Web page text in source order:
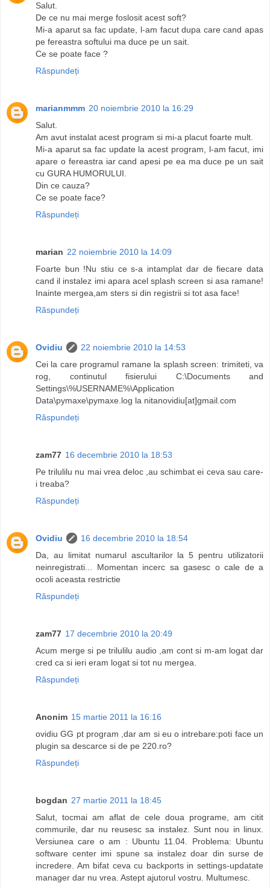
Salut.
De ce nu mai merge foslosit acest soft?
Mi-a aparut sa fac update, l-am facut dupa care cand apas
pe fereastra softului ma duce pe un sait.
Ce se poate face ?
Răspundeți
marianmmm 20 noiembrie 2010 la 16:29
Salut.
Am avut instalat acest program si mi-a placut foarte mult.
Mi-a aparut sa fac update la acest program, l-am facut, imi
apare o fereastra iar cand apesi pe ea ma duce pe un sait
cu GURA HUMORULUI.
Din ce cauza?
Ce se poate face?
Răspundeți
marian 22 noiembrie 2010 la 14:09
Foarte bun !Nu stiu ce s-a intamplat dar de fiecare data
cand il instalez imi apara acel splash screen si asa ramane!
Inainte mergea,am sters si din registrii si tot asa face!
Răspundeți
Ovidiu
22 noiembrie 2010 la 14:53
Cei la care programul ramane la splash screen: trimiteti, va
rog, continutul fisierului C:\Documents and
Settings\%USERNAME%\Application
Data\pymaxe\pymaxe.log la nitanovidiu[at]gmail.com
Răspundeți
zam77 16 decembrie 2010 la 18:53
Pe trilulilu nu mai vrea deloc ,au schimbat ei ceva sau care-
i treaba?
Răspundeți
Ovidiu
16 decembrie 2010 la 18:54
Da, au limitat numarul ascultarilor la 5 pentru utilizatorii
neinregistrati... Momentan incerc sa gasesc o cale de a
ocoli aceasta restrictie
Răspundeți
zam77 17 decembrie 2010 la 20:49
Acum merge si pe trilulilu audio ,am cont si m-am logat dar
cred ca si ieri eram logat si tot nu mergea.
Răspundeți
Anonim 15 martie 2011 la 16:16
ovidiu GG pt program ,dar am si eu o intrebare:poti face un
plugin sa descarce si de pe 220.ro?
Răspundeți
bogdan 27 martie 2011 la 18:45
Salut, tocmai am aflat de cele doua programe, am citit
commurile, dar nu reusesc sa instalez. Sunt nou in linux.
Versiunea care o am : Ubuntu 11.04. Problema: Ubuntu
software center imi spune sa instalez doar din surse de
incredere. Am bifat ceva cu backports in settings-updatate
manager dar nu vrea. Astept ajutorul vostru. Multumesc.